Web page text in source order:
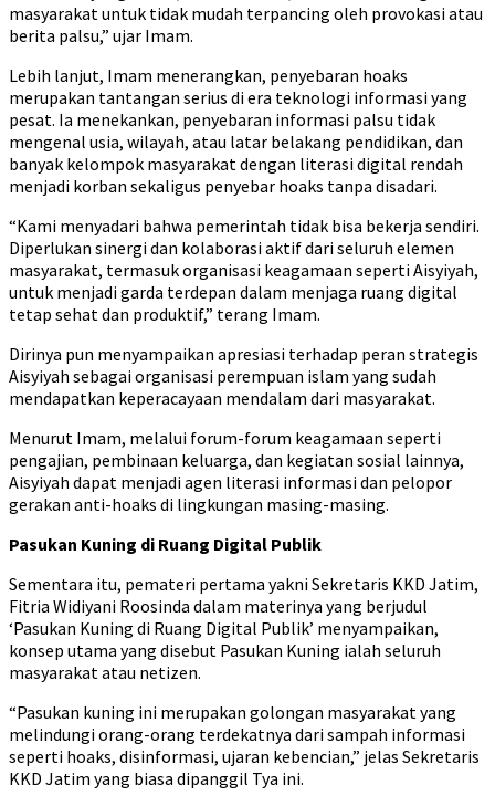
masyarakat untuk tidak mudah terpancing oleh provokasi atau
berita palsu,” ujar Imam.
Lebih lanjut, Imam menerangkan, penyebaran hoaks
merupakan tantangan serius di era teknologi informasi yang
pesat. Ia menekankan, penyebaran informasi palsu tidak
mengenal usia, wilayah, atau latar belakang pendidikan, dan
banyak kelompok masyarakat dengan literasi digital rendah
menjadi korban sekaligus penyebar hoaks tanpa disadari.
“Kami menyadari bahwa pemerintah tidak bisa bekerja sendiri.
Diperlukan sinergi dan kolaborasi aktif dari seluruh elemen
masyarakat, termasuk organisasi keagamaan seperti Aisyiyah,
untuk menjadi garda terdepan dalam menjaga ruang digital
tetap sehat dan produktif,” terang Imam.
Dirinya pun menyampaikan apresiasi terhadap peran strategis
Aisyiyah sebagai organisasi perempuan islam yang sudah
mendapatkan keperacayaan mendalam dari masyarakat.
Menurut Imam, melalui forum-forum keagamaan seperti
pengajian, pembinaan keluarga, dan kegiatan sosial lainnya,
Aisyiyah dapat menjadi agen literasi informasi dan pelopor
gerakan anti-hoaks di lingkungan masing-masing.
Pasukan Kuning di Ruang Digital Publik
Sementara itu, pemateri pertama yakni Sekretaris KKD Jatim,
Fitria Widiyani Roosinda dalam materinya yang berjudul
‘Pasukan Kuning di Ruang Digital Publik’ menyampaikan,
konsep utama yang disebut Pasukan Kuning ialah seluruh
masyarakat atau netizen.
“Pasukan kuning ini merupakan golongan masyarakat yang
melindungi orang-orang terdekatnya dari sampah informasi
seperti hoaks, disinformasi, ujaran kebencian,” jelas Sekretaris
KKD Jatim yang biasa dipanggil Tya ini.